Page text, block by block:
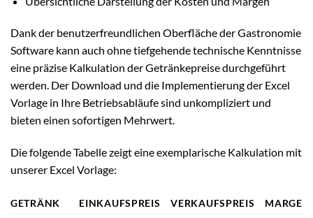
Dank der benutzerfreundlichen Oberfläche der Gastronomie
Software kann auch ohne tiefgehende technische Kenntnisse
eine präzise Kalkulation der Getränkepreise durchgeführt
werden. Der Download und die Implementierung der Excel
Vorlage in Ihre Betriebsabläufe sind unkompliziert und
bieten einen sofortigen Mehrwert.
Die folgende Tabelle zeigt eine exemplarische Kalkulation mit
unserer Excel Vorlage:
GETRÄNK EINKAUFSPREIS VERKAUFSPREIS
MARGE